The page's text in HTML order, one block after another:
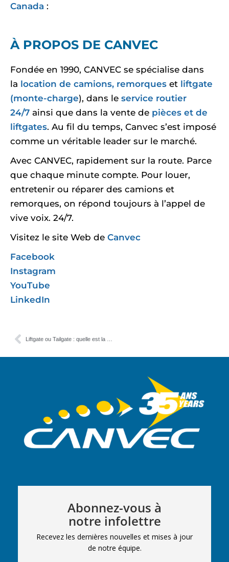
Canada :
À PROPOS DE CANVEC
Fondée en 1990, CANVEC se spécialise dans
la location de camions, remorques et liftgate
(monte-charge), dans le service routier
24/7 ainsi que dans la vente de pièces et de
liftgates. Au fil du temps, Canvec s’est imposé
comme un véritable leader sur le marché.
Avec CANVEC, rapidement sur la route. Parce
que chaque minute compte. Pour louer,
entretenir ou réparer des camions et
remorques, on répond toujours à l’appel de
vive voix. 24/7.
Visitez le site Web de Canvec
Facebook
Instagram
YouTube
LinkedIn
Abonnez-vous à
notre infolettre
Recevez les dernières nouvelles et mises à jour
de notre équipe.